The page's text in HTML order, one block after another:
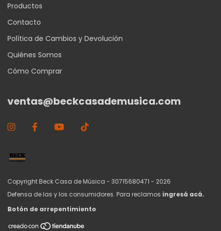
Productos
Contacto
Política de Cambios y Devolución
Quiénes Somos
Cómo Comprar
ventas@beckcasademusica.com
Copyright Beck Casa de Música - 30715680471 - 2026
Defensa de las y los consumidores. Para reclamos ingresá acá.
Botón de arrepentimiento